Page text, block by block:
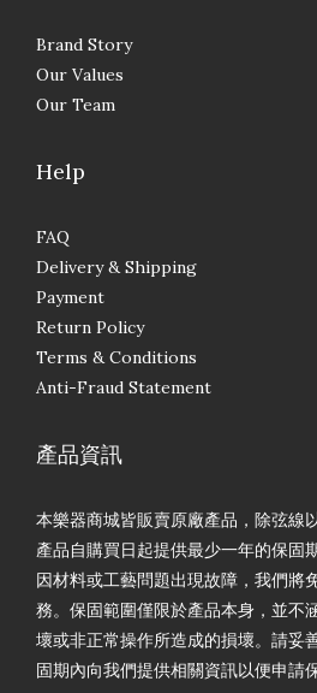
Brand Story
Our Values
Our Team
Help
FAQ
Delivery & Shipping
Payment
Return Policy
Terms & Conditions
Anti-Fraud Statement
產品資訊
本樂器商城皆販賣原廠產品，除弦線
產品自購買日起提供最少一年的保固
因材料或工藝問題出現故障，我們將
務。保固範圍僅限於產品本身，並不
壞或非正常操作所造成的損壞。請妥
固期內向我們提供相關資訊以便申請